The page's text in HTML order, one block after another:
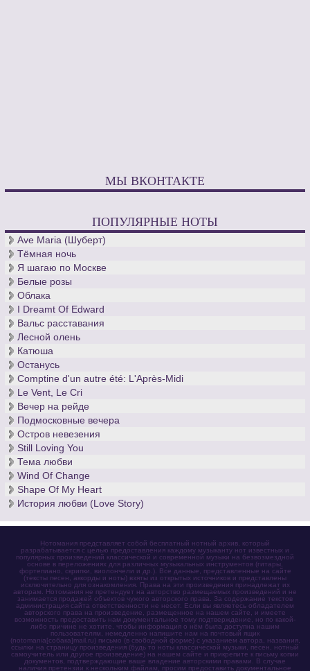
МЫ ВКОНТАКТЕ
ПОПУЛЯРНЫЕ НОТЫ
Ave Maria (Шуберт)
Тёмная ночь
Я шагаю по Москве
Белые розы
Облака
I Dreamt Of Edward
Вальс расставания
Лесной олень
Катюша
Останусь
Comptine d'un autre été: L'Après-Midi
Le Vent, Le Cri
Вечер на рейде
Подмосковные вечера
Остров невезения
Still Loving You
Тема любви
Wind Of Change
Shape Of My Heart
История любви (Love Story)
Нотомания представляет собой бесплатный нотный архив, который
разрабатывается с целью предоставления каждому музыканту нот известных и
популярных произведений классической и современной музыки на безвозмездной
основе в переложениях для различных музыкальных инструментов (гитары,
фортепиано, скрипки, виолончели и др.). Все данные, представленные на сайте
(тексты песен, аккорды и ноты) взяты из открытых источников и представлены
исключительно для ознакомления. Права на эти произведения принадлежат их
авторам. Нотомания не претендует на авторство размещаемых произведений и не
занимается продажей объектов чужого авторского права. За содержание текстов
администрация сайта ответственности не несет. Если вы являетесь обладателем
авторского права на произведение, размещенное на нашем сайте, и имеете
возможность предоставить нам документальное тому подтверждение, но по какой-
либо причине не хотите, чтобы информация о нём была доступна нашим
пользователям, немедленно напишите нам на почтовый ящик
(notomania[собака]mail.ru) письмо (в свободной форме) с указанием автора, названия,
ссылки на страницу произведения (будь то ноты классической музыки, песен, нотный
самоучитель или другое произведение) на нашем сайте и прикрепите к письму копии
документов, подтверждающие ваше владение авторскими правами. В случае
наличия претензии к нескольким файлам, просим предоставить документальное